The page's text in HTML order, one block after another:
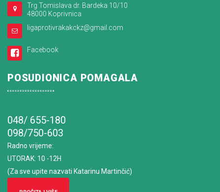
Trg Tomislava dr. Bardeka 10/10
48000 Koprivnica
ligaprotivrakakckz@gmail.com
Facebook
POSUDIONICA POMAGALA
048/ 655-180
098/750-603
Radno vrijeme:
UTORAK: 10 -12H
(Za sve upite nazvati Katarinu Martinčić)